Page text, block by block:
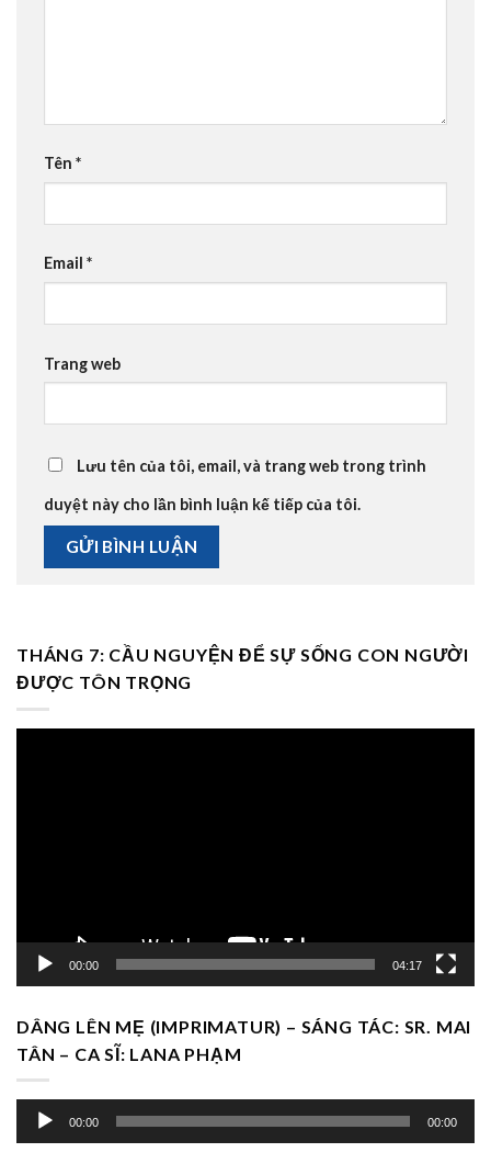
Tên *
Email *
Trang web
Lưu tên của tôi, email, và trang web trong trình
duyệt này cho lần bình luận kế tiếp của tôi.
THÁNG 7: CẦU NGUYỆN ĐỂ SỰ SỐNG CON NGƯỜI
ĐƯỢC TÔN TRỌNG
00:00 04:17
DÂNG LÊN MẸ (IMPRIMATUR) – SÁNG TÁC: SR. MAI
TÂN – CA SĨ: LANA PHẠM
Trình
chơi
00:00 00:00